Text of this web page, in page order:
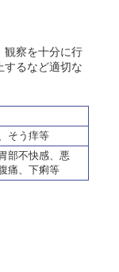
観察を十分に行
するなど適切な
そう 痒等
部不快感、悪
痛、下痢等